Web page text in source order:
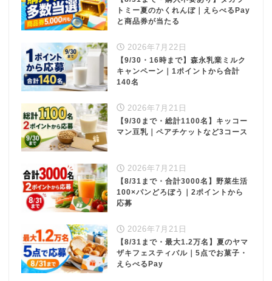
トミー夏のかくれんぼ｜えらべるPay
と商品券が当たる
2026年7月22日
【9/30・16時まで】森永乳業ミルク
キャンペーン｜1ポイントから合計
140名
2026年7月21日
【9/30まで・総計1100名】キッコー
マン豆乳｜ペアチケットなど3コース
2026年7月21日
【8/31まで・合計3000名】野菜生活
100×パンどろぼう｜2ポイントから
応募
2026年7月21日
【8/31まで・最大1.2万名】夏のヤマ
ザキフェスティバル｜5点でお菓子・
えらべるPay